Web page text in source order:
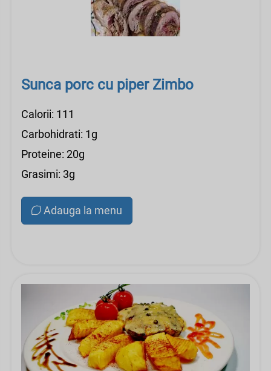
Sunca porc cu piper Zimbo
Calorii: 111
Carbohidrati: 1g
Proteine: 20g
Grasimi: 3g
Adauga la menu